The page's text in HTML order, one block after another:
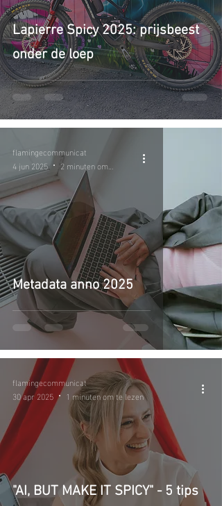
Lapierre Spicy 2025: prijsbeest
onder de loep
Metadata anno 2025
flamingecommunicat
4 jun 2025
2 minuten om te lezen
"AI, BUT MAKE IT SPICY" - 5 tips
flamingecommunicat
30 apr 2025
1 minuten om te lezen